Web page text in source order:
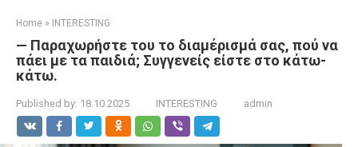
Home » INTERESTING
— Παραχωρήστε του το διαμέρισμά σας, πού να
πάει με τα παιδιά; Συγγενείς είστε στο κάτω-
κάτω.
Published by: 18.10.2025 INTERESTING admin